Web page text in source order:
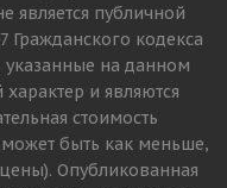
является публичной
Гражданского кодекса
указанные на данном
и являются
стоимость
может быть как меньше,
Опубликованная